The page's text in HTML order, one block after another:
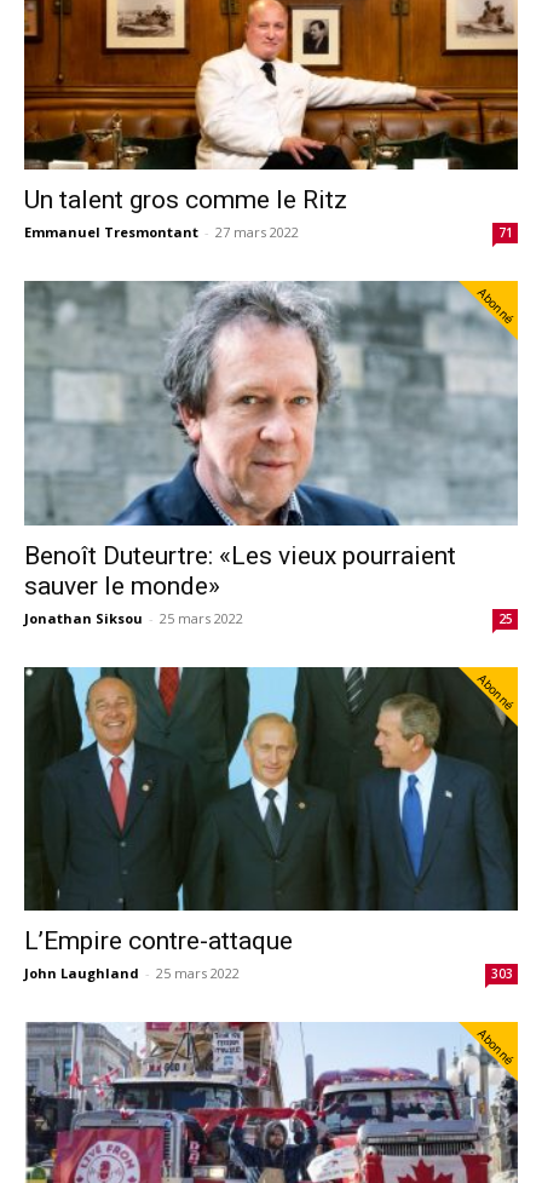
Un talent gros comme le Ritz
Emmanuel Tresmontant - 27 mars 2022 71
Abonné
Benoît Duteurtre: «Les vieux pourraient
sauver le monde»
Jonathan Siksou - 25 mars 2022 25
Abonné
L’Empire contre-attaque
John Laughland - 25 mars 2022 303
Abonné